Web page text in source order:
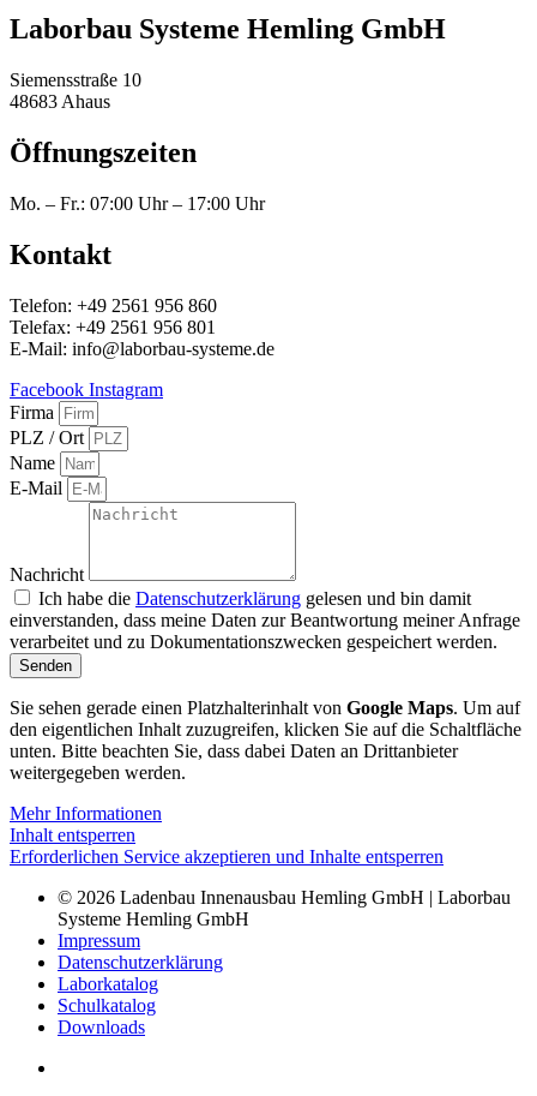
Laborbau Systeme Hemling GmbH
Siemensstraße 10
48683 Ahaus
Öffnungszeiten
Mo. – Fr.: 07:00 Uhr – 17:00 Uhr
Kontakt
Telefon: +49 2561 956 860
Telefax: +49 2561 956 801
E-Mail: info@laborbau-systeme.de
Facebook Instagram
Firma
PLZ / Ort
Name
E-Mail
Nachricht
Ich habe die Datenschutzerklärung gelesen und bin damit
einverstanden, dass meine Daten zur Beantwortung meiner Anfrage
verarbeitet und zu Dokumentationszwecken gespeichert werden.
Senden
Sie sehen gerade einen Platzhalterinhalt von Google Maps. Um auf
den eigentlichen Inhalt zuzugreifen, klicken Sie auf die Schaltfläche
unten. Bitte beachten Sie, dass dabei Daten an Drittanbieter
weitergegeben werden.
Mehr Informationen
Inhalt entsperren
Erforderlichen Service akzeptieren und Inhalte entsperren
© 2026 Ladenbau Innenausbau Hemling GmbH | Laborbau
Systeme Hemling GmbH
Impressum
Datenschutzerklärung
Laborkatalog
Schulkatalog
Downloads